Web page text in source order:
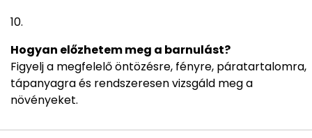
Hogyan előzhetem meg a barnulást?
Figyelj a megfelelő öntözésre, fényre, páratartalomra,
tápanyagra és rendszeresen vizsgáld meg a
növényeket.